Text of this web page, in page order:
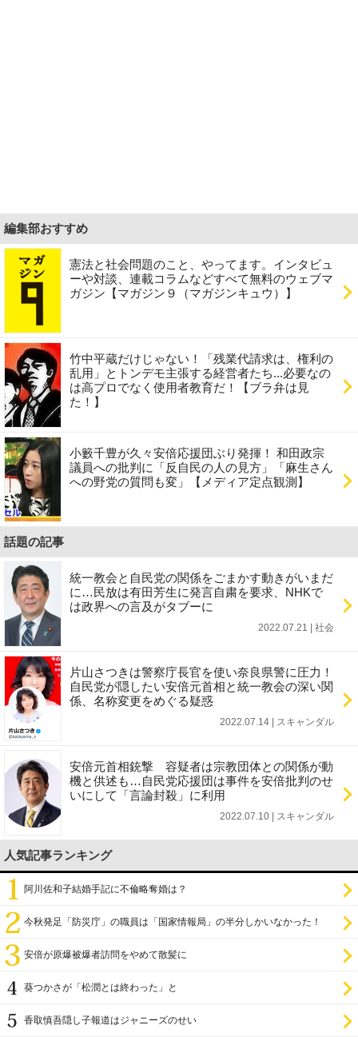
編集部おすすめ
憲法と社会問題のこと、やってます。インタビュ
ーや対談、連載コラムなどすべて無料のウェブマ
ガジン【マガジン９（マガジンキュウ）】
竹中平蔵だけじゃない！「残業代請求は、権利の
乱用」とトンデモ主張する経営者たち...必要なの
は高プロでなく使用者教育だ！【ブラ弁は見
た！】
小籔千豊が久々安倍応援団ぶり発揮！ 和田政宗
議員への批判に「反自民の人の見方」「麻生さん
への野党の質問も変」【メディア定点観測】
話題の記事
統一教会と自民党の関係をごまかす動きがいまだ
に…民放は有田芳生に発言自粛を要求、NHKで
は政界への言及がタブーに
2022.07.21 | 社会
片山さつきは警察庁長官を使い奈良県警に圧力！
自民党が隠したい安倍元首相と統一教会の深い関
係、名称変更をめぐる疑惑
2022.07.14 | スキャンダル
安倍元首相銃撃 容疑者は宗教団体との関係が動
機と供述も…自民党応援団は事件を安倍批判のせ
いにして「言論封殺」に利用
2022.07.10 | スキャンダル
人気記事ランキング
阿川佐和子結婚手記に不倫略奪婚は？
今秋発足「防災庁」の職員は「国家情報局」の半分しかいなかった！
安倍が原爆被爆者訪問をやめて散髪に
葵つかさが「松潤とは終わった」と
香取慎吾隠し子報道はジャニーズのせい